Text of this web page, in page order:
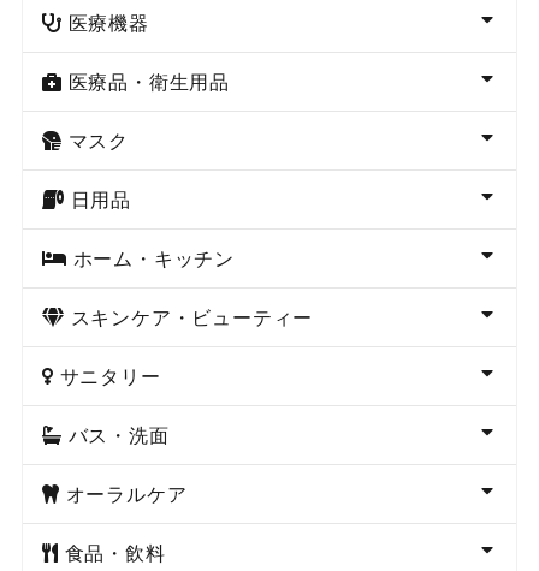
医療機器
医療品・衛生用品
マスク
日用品
ホーム・キッチン
スキンケア・ビューティー
サニタリー
バス・洗面
オーラルケア
食品・飲料